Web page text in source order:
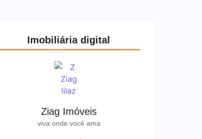
Imobiliária digital
Ziag Imóveis
viva onde você ama